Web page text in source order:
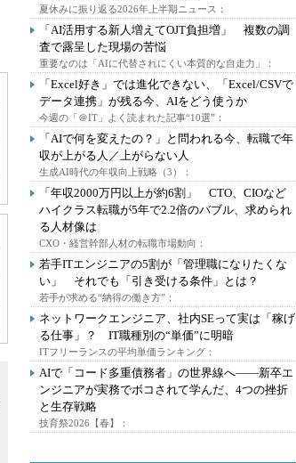
夏休みに振り返る2026年上半期ニュース：
「AI活用する新人増えてOJT負担増」 複数の調
査で露呈した現場の苦悩
重要なのは「AIに代替されにくい本質的な自走力」：
「Excel好き」では進化できない、「Excel/CSVで
データ連携」が残る今、AIをどう使うか
今週の「＠IT」よく読まれた記事“10選”：
「AIで何を変えたの？」と問われる今、転職で年
収が上がる人／上がらない人
生成AI時代の年収向上戦略（3）：
「年収2000万円以上が約6割」 CTO、CIOなど
ハイクラス転職が5年で2.2倍のバブル、求められ
る人材像は
CXO・経営幹部人材の転職市場動向：
若手ITエンジニアの5割が「管理職になりたくな
い」 それでも「引き受ける条件」とは？
若手が求める“納得の働き方”：
ネットワークエンジニア、社内SEって実は「稼げ
る仕事」？ IT職種別の“単価”に明暗
ITフリーランスの平均単価ランキング：
AIで「コード多重債務者」の世界線へ――新卒エ
ンジニアが実務でボコされて学んだ、4つの挫折
と生存戦略
技育祭2026【春】：